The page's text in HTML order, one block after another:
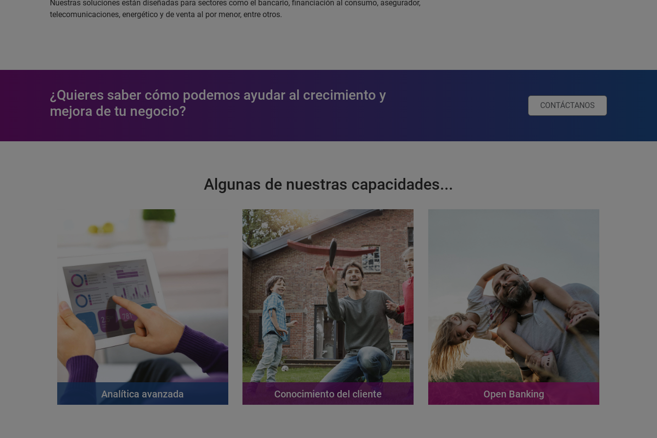
Nuestras soluciones están diseñadas para sectores como el bancario, financiación al consumo, asegurador,
telecomunicaciones, energético y de venta al por menor, entre otros.
¿Quieres saber cómo podemos ayudar al crecimiento y
mejora de tu negocio?
CONTÁCTANOS
Algunas de nuestras capacidades...
Analítica avanzada Conocimiento del cliente Open Banking